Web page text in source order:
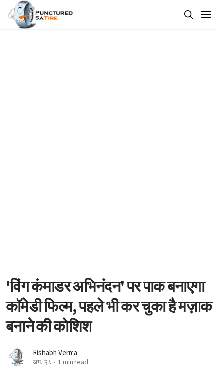
'विंग कंमाडर अभिनंदन' पर पाक बनाएगा
कॉमेडी फिल्म, पहले भी कर चुका है मज़ाक
बनाने की कोशिश
Rishabh Verma
अग. २८ 1 min read